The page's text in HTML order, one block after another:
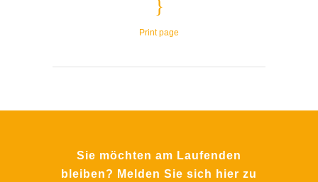
Print page
Sie möchten am Laufenden
bleiben? Melden Sie sich hier zu